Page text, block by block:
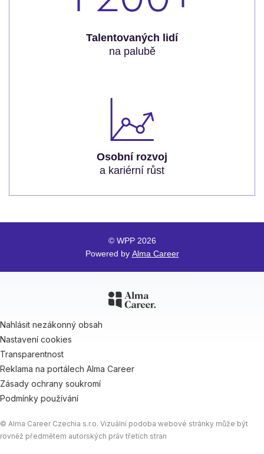
Talentovaných lidí
na palubě
Osobní rozvoj
a kariérní růst
© WPP 2026
Powered by Alma Career
Nahlásit nezákonný obsah
Nastavení cookies
Transparentnost
Reklama na portálech Alma Career
Zásady ochrany soukromí
Podmínky používání
© Alma Career Czechia s.r.o. Vizuální podoba webové stránky může být
rovněž předmětem autorských práv třetích stran